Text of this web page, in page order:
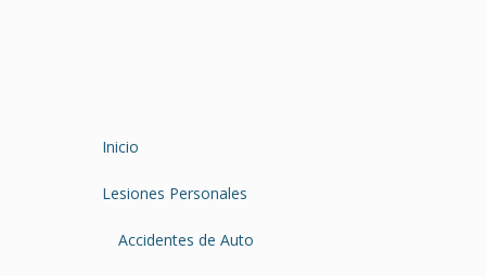
Inicio
Lesiones Personales
Accidentes de Auto